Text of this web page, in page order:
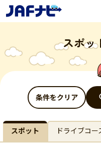
スポッ
条件をクリア
スポット ドライブコー